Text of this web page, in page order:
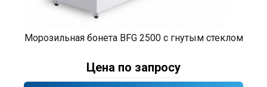
Морозильная бонета BFG 2500 с гнутым стеклом
Цена по запросу